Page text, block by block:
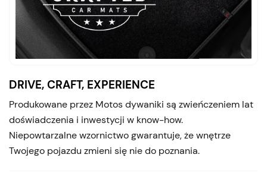
DRIVE, CRAFT, EXPERIENCE
Produkowane przez Motos dywaniki są zwieńczeniem lat
doświadczenia i inwestycji w know-how.
Niepowtarzalne wzornictwo gwarantuje, że wnętrze
Twojego pojazdu zmieni się nie do poznania.